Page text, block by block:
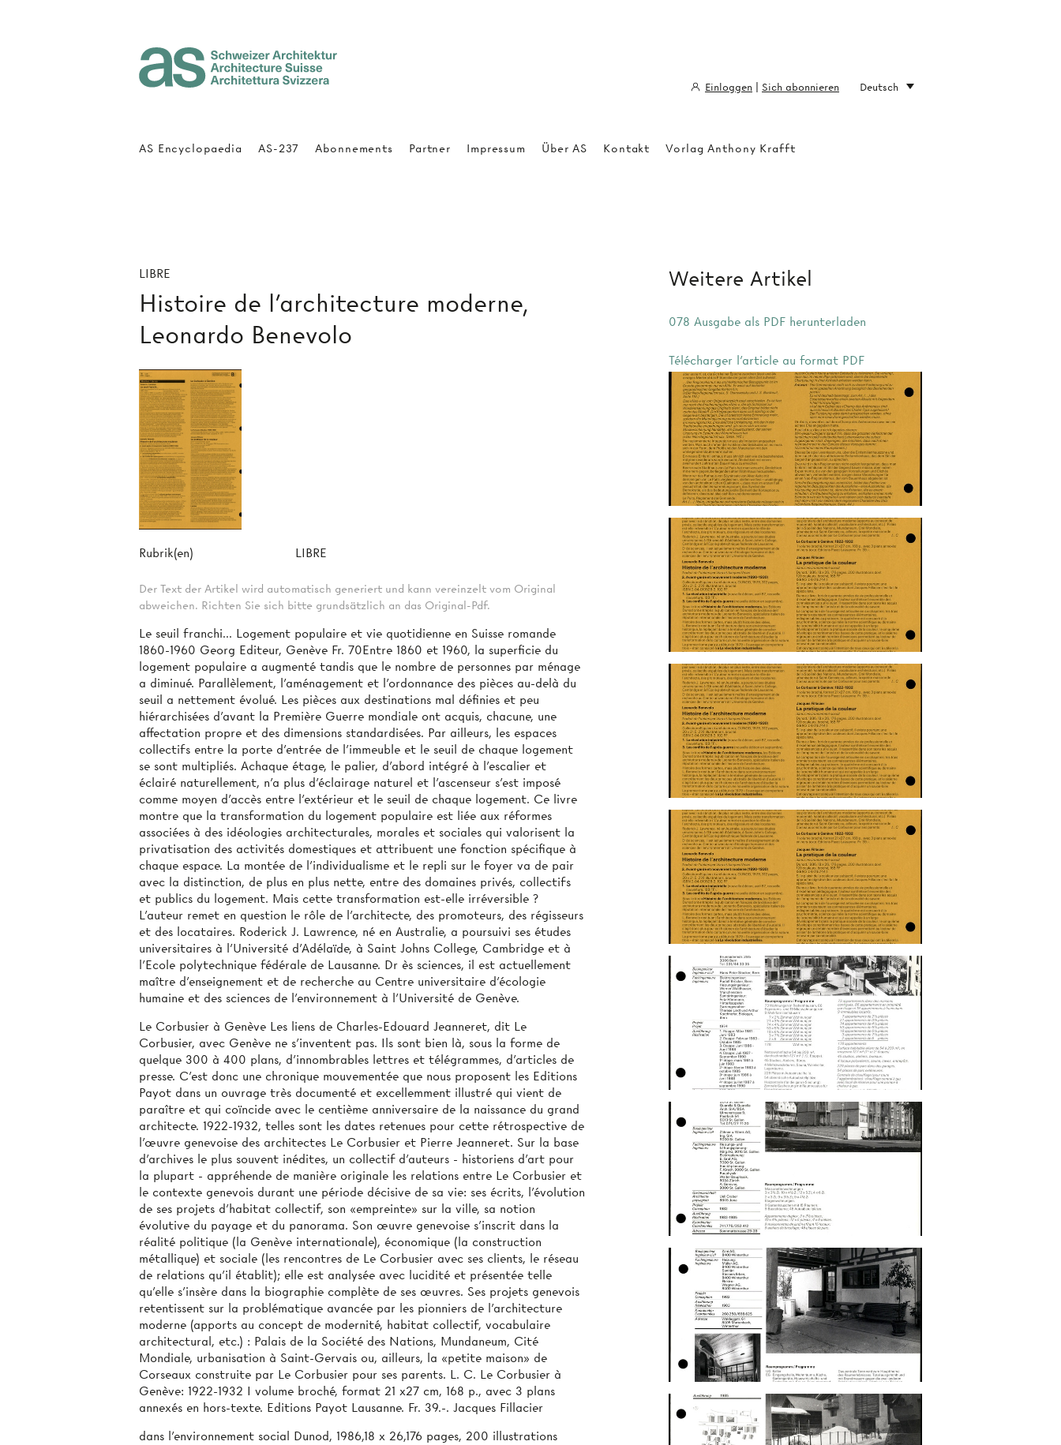
LIBRE
Histoire de l'architecture moderne,
Leonardo Benevolo
Rubrik(en) LIBRE
Der Text der Artikel wird automatisch generiert und kann vereinzelt vom Original
abweichen. Richten Sie sich bitte grundsätzlich an das Original-Pdf.
Le seuil franchi... Logement populaire et vie quotidienne en Suisse romande
1860-1960 Georg Editeur, Genève Fr. 70Entre 1860 et 1960, la superficie du
logement populaire a augmenté tandis que le nombre de personnes par ménage
a diminué. Parallèlement, l'aménagement et l'ordonnance des pièces au-delà du
seuil a nettement évolué. Les pièces aux destinations mal définies et peu
hiérarchisées d'avant la Première Guerre mondiale ont acquis, chacune, une
affectation propre et des dimensions standardisées. Par ailleurs, les espaces
collectifs entre la porte d’entrée de l’immeuble et le seuil de chaque logement
se sont multipliés. Achaque étage, le palier, d’abord intégré à l’escalier et
éclairé naturellement, n’a plus d’éclairage naturel et l’ascenseur s’est imposé
comme moyen d’accès entre l’extérieur et le seuil de chaque logement. Ce livre
montre que la transformation du logement populaire est liée aux réformes
associées à des idéologies architecturales, morales et sociales qui valorisent la
privatisation des activités domestiques et attribuent une fonction spécifique à
chaque espace. La montée de l’individualisme et le repli sur le foyer va de pair
avec la distinction, de plus en plus nette, entre des domaines privés, collectifs
et publics du logement. Mais cette transformation est-elle irréversible ?
L’auteur remet en question le rôle de l’architecte, des promoteurs, des régisseurs
et des locataires. Roderick J. Lawrence, né en Australie, a poursuivi ses études
universitaires à l’Université d’Adélaïde, à Saint Johns College, Cambridge et à
l’Ecole polytechnique fédérale de Lausanne. Dr ès sciences, il est actuellement
maître d’enseignement et de recherche au Centre universitaire d’écologie
humaine et des sciences de l’environnement à l’Université de Genève.
Le Corbusier à Genève Les liens de Charles-Edouard Jeanneret, dit Le
Corbusier, avec Genève ne s’inventent pas. Ils sont bien là, sous la forme de
quelque 300 à 400 plans, d’innombrables lettres et télégrammes, d'articles de
presse. C’est donc une chronique mouvementée que nous proposent les Editions
Payot dans un ouvrage très documenté et excellemment illustré qui vient de
paraître et qui coïncide avec le centième anniversaire de la naissance du grand
architecte. 1922-1932, telles sont les dates retenues pour cette rétrospective de
l'œuvre genevoise des architectes Le Corbusier et Pierre Jeanneret. Sur la base
d’archives le plus souvent inédites, un collectif d’auteurs - historiens d'art pour
la plupart - appréhende de manière originale les relations entre Le Corbusier et
le contexte genevois durant une période décisive de sa vie: ses écrits, l'évolution
de ses projets d'habitat collectif, son «empreinte» sur la ville, sa notion
évolutive du payage et du panorama. Son œuvre genevoise s’inscrit dans la
réalité politique (la Genève internationale), économique (la construction
métallique) et sociale (les rencontres de Le Corbusier avec ses clients, le réseau
de relations qu'il établit); elle est analysée avec lucidité et présentée telle
qu'elle s'insère dans la biographie complète de ses œuvres. Ses projets genevois
retentissent sur la problématique avancée par les pionniers de l'architecture
moderne (apports au concept de modernité, habitat collectif, vocabulaire
architectural, etc.) : Palais de la Société des Nations, Mundaneum, Cité
Mondiale, urbanisation à Saint-Gervais ou, ailleurs, la «petite maison» de
Corseaux construite par Le Corbusier pour ses parents. L. C. Le Corbusier à
Genève: 1922-1932 I volume broché, format 21 x27 cm, 168 p., avec 3 plans
annexés en hors-texte. Editions Payot Lausanne. Fr. 39.-. Jacques Fillacier
dans l'environnement social Dunod, 1986,18 x 26,176 pages, 200 illustrations
Weitere Artikel
078 Ausgabe als PDF herunterladen
Télécharger l'article au format PDF
AS Encyclopaedia AS-237 Abonnements Partner Impressum Über AS Kontakt Vorlag Anthony Krafft
Einloggen Sich abonnieren Deutsch